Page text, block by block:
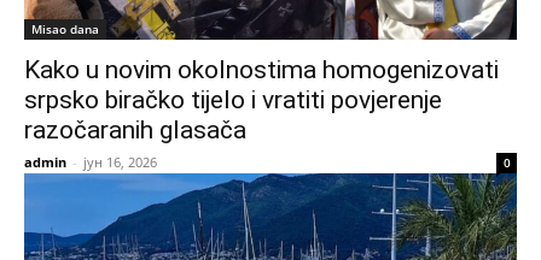
Misao dana
Kako u novim okolnostima homogenizovati
srpsko biračko tijelo i vratiti povjerenje
razočaranih glasača
admin - јун 16, 2026 0